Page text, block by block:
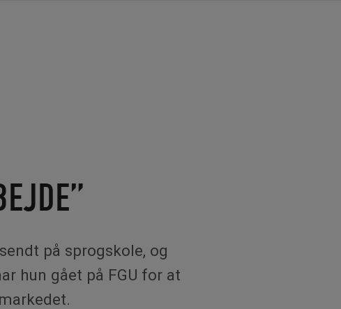
på sprogskole, og
hun gået på FGU for at